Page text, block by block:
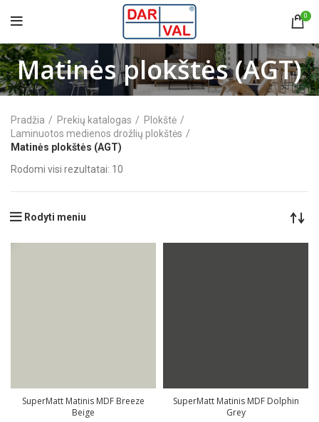
0
Matinės plokštės (AGT)
Pradžia Prekių katalogas
Plokštė
Laminuotos medienos drožlių plokštės
Matinės plokštės (AGT)
Rodomi visi rezultatai: 10
Rodyti meniu
SuperMatt Matinis MDF Breeze
Beige
SuperMatt Matinis MDF Dolphin
Grey